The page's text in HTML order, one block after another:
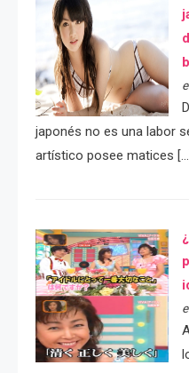
japonés no es una labor
artístico posee matices